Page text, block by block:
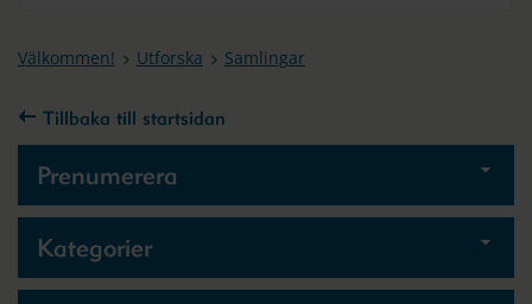
Välkommen! Utforska Samlingar
Tillbaka till startsidan
Prenumerera
Kategorier